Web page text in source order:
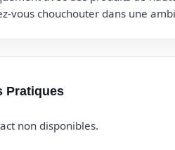
vous chouchouter dans une
Pratiques
non disponibles.